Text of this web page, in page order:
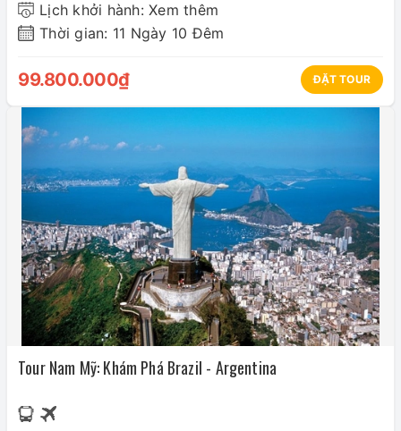
Lịch khởi hành: Xem thêm
Thời gian: 11 Ngày 10 Đêm
99.800.000₫ ĐẶT TOUR
Tour Nam Mỹ: Khám Phá Brazil - Argentina